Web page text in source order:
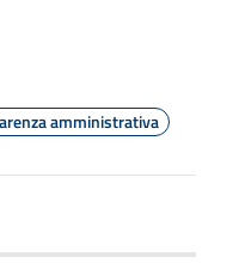
amministrativa